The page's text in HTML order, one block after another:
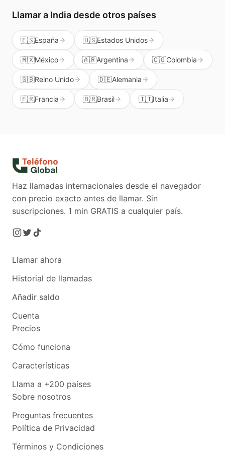
Llamar a Indiadesde otros países
🇪🇸España 🇺🇸Estados Unidos
🇲🇽México 🇦🇷Argentina 🇨🇴Colombia
🇬🇧Reino Unido 🇩🇪Alemania
🇫🇷Francia 🇧🇷Brasil 🇮🇹Italia
Haz llamadas internacionales desde el navegador
con precio exacto antes de llamar. Sin
suscripciones. 1 min GRATIS a cualquier país.
Llamar ahora
Historial de llamadas
Añadir saldo
Cuenta
Precios
Cómo funciona
Características
Llama a +200 países
Sobre nosotros
Preguntas frecuentes
Política de Privacidad
Términos y Condiciones